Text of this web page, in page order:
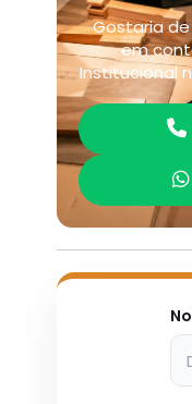
Gostaria
em
Institucional